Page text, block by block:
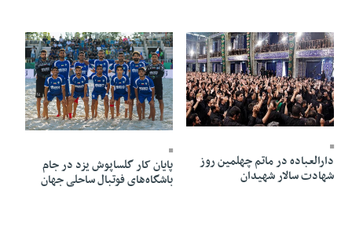
13 Mordad 1405 - 11:21
دارالعباده در ماتم چهلمین روز
شهادت سالار شهیدان
13 Mordad 1405 - 11:18
پایان کار گلساپوش یزد در جام
باشگاه‌های فوتبال ساحلی جهان